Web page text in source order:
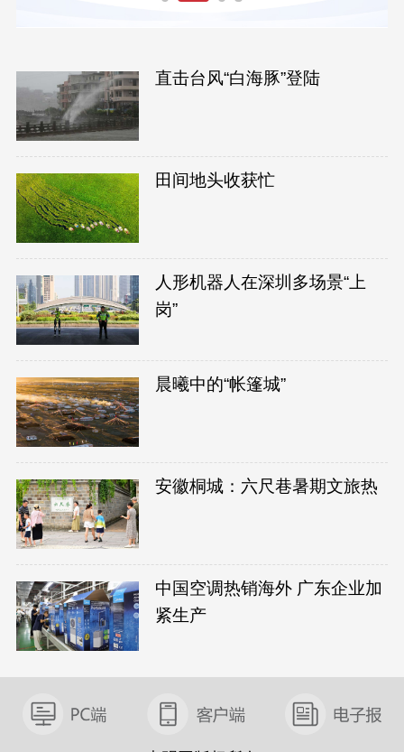
直击台风“白海豚”登陆
田间地头收获忙
人形机器人在深圳多场景“上
岗”
晨曦中的“帐篷城”
安徽桐城：六尺巷暑期文旅热
中国空调热销海外 广东企业加
紧生产